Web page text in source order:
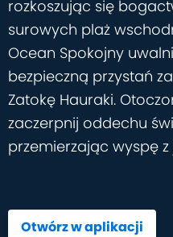
rozkoszując się
surowych plaż
Ocean Spokojny
bezpieczną przystań
Zatokę Hauraki.
zaczerpnij oddechu
przemierzając wyspę
Otwórz w aplikacji